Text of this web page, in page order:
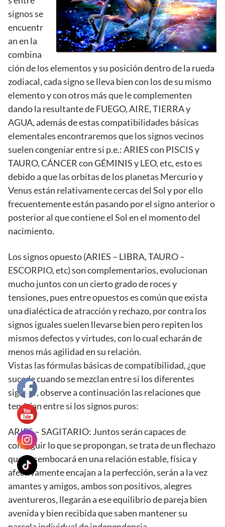
signos se
encuentr
an en la
combina
ción de los elementos y su posición dentro de la rueda
zodiacal, cada signo se lleva bien con los de su mismo
elemento y con otros más que le complementen
dando la resultante de FUEGO, AIRE, TIERRA y
AGUA, además de estas compatibilidades básicas
elementales encontraremos que los signos vecinos
suelen congeniar entre si p.e.: ARIES con PISCIS y
TAURO, CÁNCER con GÉMINIS y LEO, etc, esto es
debido a que las orbitas de los planetas Mercurio y
Venus están relativamente cercas del Sol y por ello
frecuentemente están pasando por el signo anterior o
posterior al que contiene el Sol en el momento del
nacimiento.
Los signos opuesto (ARIES – LIBRA, TAURO –
ESCORPIO, etc) son complementarios, evolucionan
mucho juntos con un cierto grado de roces y
tensiones, pues entre opuestos es común que exista
una dialéctica de atracción y rechazo, por contra los
signos iguales suelen llevarse bien pero repiten los
mismos defectos y virtudes, con lo cual echarán de
menos más agilidad en su relación.
Vistas las fórmulas básicas de compatibilidad, ¿que
sucede cuando se mezclan entre si los diferentes
signos?, observe a continuación las relaciones que
tendrían entre si los signos puros:
ARIES – SAGITARIO: Juntos serán capaces de
conseguir lo que se propongan, se trata de un flechazo
que desembocará en una relación estable, física y
afectivamente encajan a la perfección, serán a la vez
amantes y amigos, ambos son positivos, alegres
aventureros, llegarán a ese equilibrio de pareja bien
avenida y bien recibida que saben mantener su